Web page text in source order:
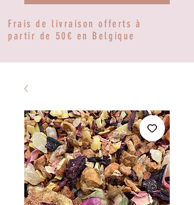
Frais de livraison offerts à
partir de 50€ en Belgique